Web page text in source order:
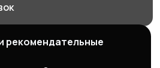
ювелирного дизайна
рекомендательные